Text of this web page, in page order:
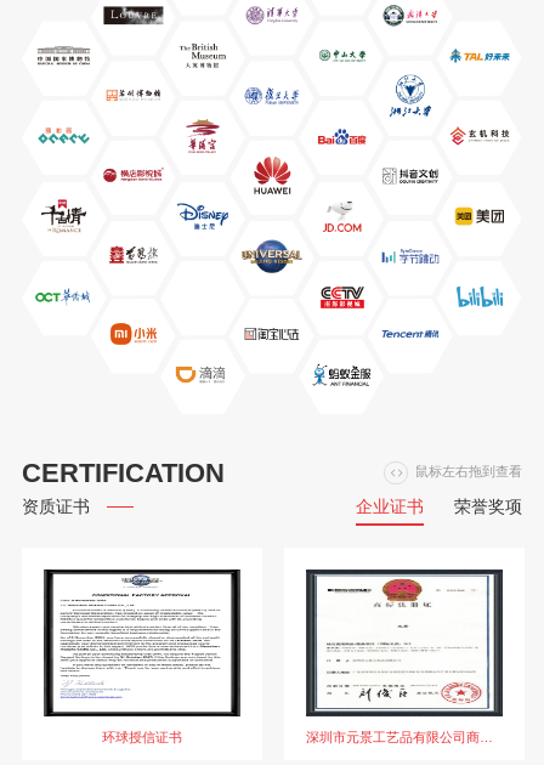
CERTIFICATION
资质证书
鼠标左右拖到查看
企业证书 荣誉奖项
环球授信证书 深圳市元景工艺品有限公司商标注册证书